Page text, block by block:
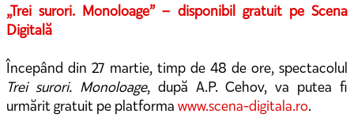
„Trei surori. Monoloage” – disponibil gratuit pe Scena
Digitală
Începând din 27 martie, timp de 48 de ore, spectacolul
Trei surori. Monoloage, după A.P. Cehov, va putea fi
urmărit gratuit pe platforma www.scena-digitala.ro.